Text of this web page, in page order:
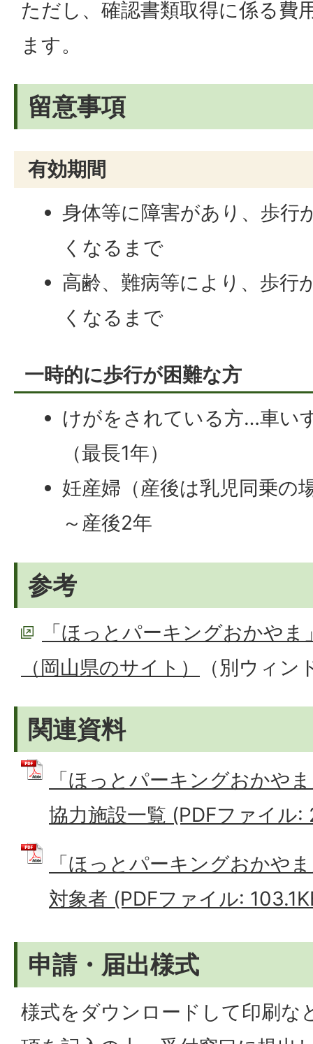
ただし、確認書類取得に係る費
ます。
留意事項
有効期間
身体等に障害があり、歩行
くなるまで
高齢、難病等により、歩行
くなるまで
一時的に歩行が困難な方
けがをされている方…車い
（最長1年）
妊産婦（産後は乳児同乗の
～産後2年
参考
「ほっとパーキングおかや
（岡山県のサイト）
（別ウィン
関連資料
「ほっとパーキングおかや
協力施設一覧 (PDFファイル:
「ほっとパーキングおかや
対象者 (PDFファイル:
申請・届出様式
様式をダウンロードして印刷な